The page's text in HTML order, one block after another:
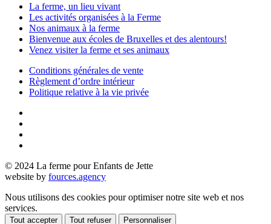
La ferme, un lieu vivant
Les activités organisées à la Ferme
Nos animaux à la ferme
Bienvenue aux écoles de Bruxelles et des alentours!
Venez visiter la ferme et ses animaux
Conditions générales de vente
Règlement d’ordre intérieur
Politique relative à la vie privée
© 2024 La ferme pour Enfants de Jette
website by fources.agency
Nous utilisons des cookies pour optimiser notre site web et nos
services.
Tout accepter Tout refuser Personnaliser